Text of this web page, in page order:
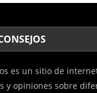
es un sitio de
y opiniones sobre